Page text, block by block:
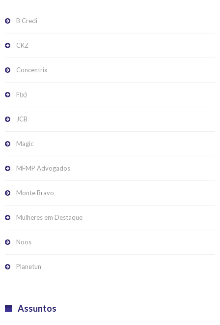
B Credi
CKZ
Concentrix
F(x)
JCB
Magic
MFMP Advogados
Monte Bravo
Mulheres em Destaque
Noos
Planetun
Assuntos